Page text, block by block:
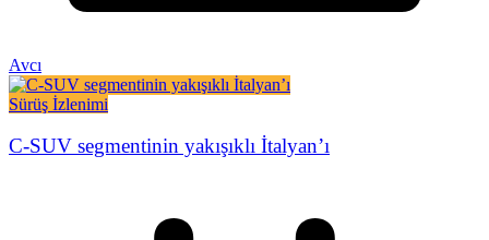
Avcı
Sürüş İzlenimi
C-SUV segmentinin yakışıklı İtalyan’ı